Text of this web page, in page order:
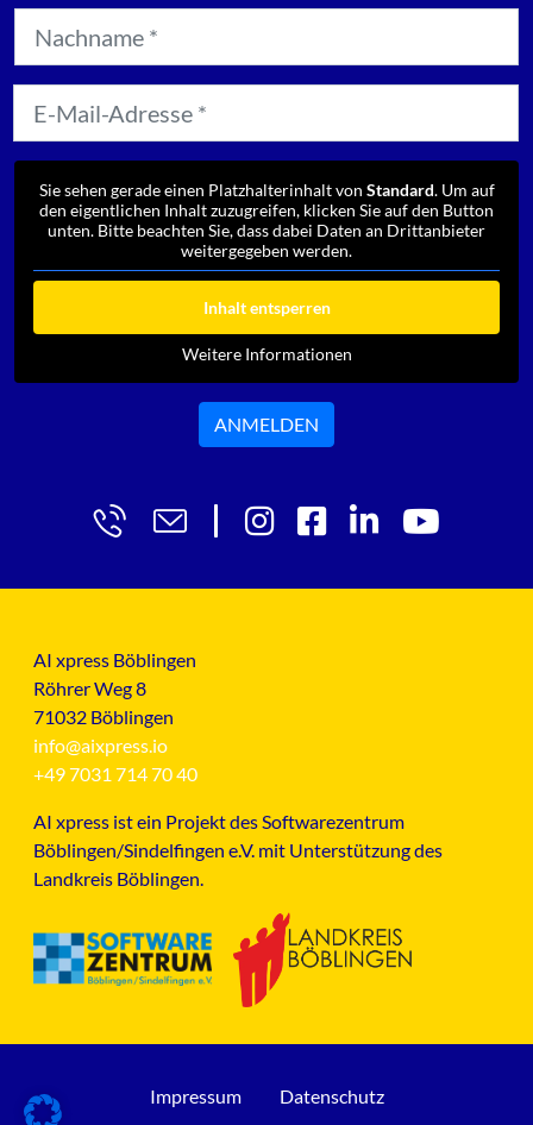
Sie sehen gerade einen Platzhalterinhalt von Standard. Um auf
den eigentlichen Inhalt zuzugreifen, klicken Sie auf den Button
unten. Bitte beachten Sie, dass dabei Daten an Drittanbieter
weitergegeben werden.
Inhalt entsperren
Weitere Informationen
ANMELDEN
AI xpress Böblingen
Röhrer Weg 8
71032 Böblingen
info@aixpress.io
+49 7031 714 70 40
AI xpress ist ein Projekt des Softwarezentrum
Böblingen/Sindelfingen e.V. mit Unterstützung des
Landkreis Böblingen.
Impressum Datenschutz